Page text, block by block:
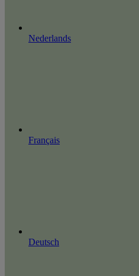
Nederlands
Français
Deutsch